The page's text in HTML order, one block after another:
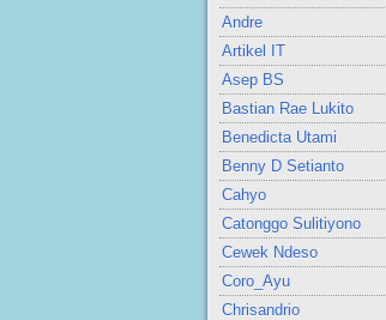
Andre
Artikel IT
Asep BS
Bastian Rae Lukito
Benedicta Utami
Benny D Setianto
Cahyo
Catonggo Sulitiyono
Cewek Ndeso
Coro_Ayu
Chrisandrio